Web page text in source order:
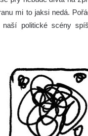
mi to jaksi nedá.
politické scény